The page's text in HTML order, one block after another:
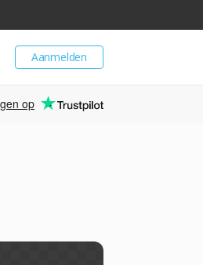
Aanmelden
op